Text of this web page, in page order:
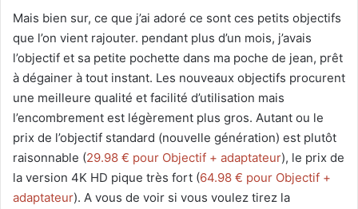
Mais bien sur, ce que j’ai adoré ce sont ces petits objectifs
que l’on vient rajouter. pendant plus d’un mois, j’avais
l’objectif et sa petite pochette dans ma poche de jean, prêt
à dégainer à tout instant. Les nouveaux objectifs procurent
une meilleure qualité et facilité d’utilisation mais
l’encombrement est légèrement plus gros. Autant ou le
prix de l’objectif standard (nouvelle génération) est plutôt
raisonnable (29.98 € pour Objectif + adaptateur), le prix de
la version 4K HD pique très fort (64.98 € pour Objectif +
adaptateur). A vous de voir si vous voulez tirez la